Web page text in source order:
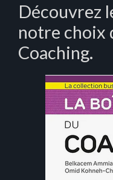
Découvrez
notre choix
Coaching.